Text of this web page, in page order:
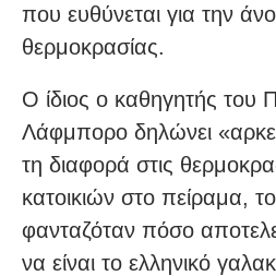
που ευθύνεται για την
θερμοκρασίας.
Ο ίδιος ο καθηγητής του
Λάφμπορο δηλώνει
τη διαφορά στις
κατοικιών στο πείραμα,
φανταζόταν πόσο
να είναι το ελληνικό